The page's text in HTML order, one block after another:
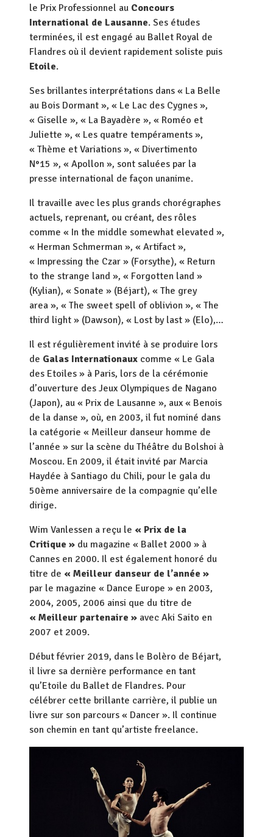
le Prix Professionnel au Concours
International de Lausanne. Ses études
terminées, il est engagé au Ballet Royal de
Flandres où il devient rapidement soliste puis
Etoile.
Ses brillantes interprétations dans « La Belle
au Bois Dormant », « Le Lac des Cygnes »,
« Giselle », « La Bayadère », « Roméo et
Juliette », « Les quatre tempéraments »,
« Thème et Variations », « Divertimento
N°15 », « Apollon », sont saluées par la
presse international de façon unanime.
Il travaille avec les plus grands chorégraphes
actuels, reprenant, ou créant, des rôles
comme « In the middle somewhat elevated »,
« Herman Schmerman », « Artifact »,
« Impressing the Czar » (Forsythe), « Return
to the strange land », « Forgotten land »
(Kylian), « Sonate » (Béjart), « The grey
area », « The sweet spell of oblivion », « The
third light » (Dawson), « Lost by last » (Elo),…
Il est régulièrement invité à se produire lors
de Galas Internationaux comme « Le Gala
des Etoiles » à Paris, lors de la cérémonie
d’ouverture des Jeux Olympiques de Nagano
(Japon), au « Prix de Lausanne », aux « Benois
de la danse », où, en 2003, il fut nominé dans
la catégorie « Meilleur danseur homme de
l’année » sur la scène du Théâtre du Bolshoi à
Moscou. En 2009, il était invité par Marcia
Haydée à Santiago du Chili, pour le gala du
50ème anniversaire de la compagnie qu’elle
dirige.
Wim Vanlessen a reçu le « Prix de la
Critique » du magazine « Ballet 2000 » à
Cannes en 2000. Il est également honoré du
titre de « Meilleur danseur de l’année »
par le magazine « Dance Europe » en 2003,
2004, 2005, 2006 ainsi que du titre de
« Meilleur partenaire » avec Aki Saito en
2007 et 2009.
Début février 2019, dans le Bolèro de Béjart,
il livre sa dernière performance en tant
qu’Etoile du Ballet de Flandres. Pour
célébrer cette brillante carrière, il publie un
livre sur son parcours « Dancer ». Il continue
son chemin en tant qu’artiste freelance.